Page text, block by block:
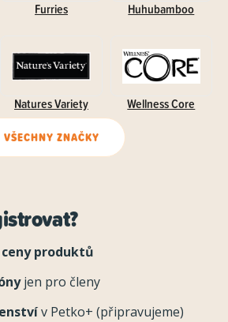
Furries Huhubamboo
Natures Variety Wellness Core
VŠECHNY ZNAČKY
produktů
jen pro členy
v Petko+ (připravujeme)